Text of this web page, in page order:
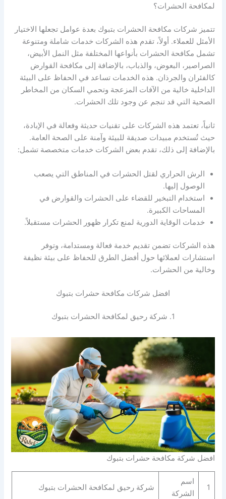
لمكافحة الحشرات؟
تتميز شركات مكافحة الحشرات بتبوك بعدة عوامل تجعلها الاختيار
الأمثل للعملاء. أولاً، تقدم هذه الشركات خدمات شاملة ومتنوعة
تشمل مكافحة الحشرات بأنواعها المختلفة مثل النمل الأبيض،
الصراصير، البعوض، والذباب، بالإضافة إلى مكافحة القوارض
كالفئران والجرذان. هذه الخدمات تساعد في الحفاظ على البيئة
الداخلية خالية من الآفات المزعجة وتحمي السكان من المخاطر
الصحية التي قد تنجم عن وجود تلك الحشرات.
ثانياً، تعتمد هذه الشركات على تقنيات حديثة وفعالة في الإبادة،
حيث تُستخدم مبيدات صديقة للبيئة وآمنة على الصحة العامة.
بالإضافة إلى ذلك، تقدم بعض الشركات خدمات متخصصة تشمل:
الرش الحراري لقتل الحشرات في المناطق التي يصعب
الوصول إليها.
استخدام التبخير للقضاء على الحشرات والقوارض في
المساحات الكبيرة.
خدمات الوقاية الدورية لمنع تكرار ظهور الحشرات مستقبلاً.
هذه الشركات تضمن تقديم خدمة فعالة ومستدامة، وتوفر
استشارات لعملائها حول أفضل الطرق للحفاظ على بيئة نظيفة
وخالية من الحشرات.
افضل شركات مكافحة حشرات بتبوك
1. شركة رحيق لمكافحة الحشرات بتبوك
افضل شركة مكافحة حشرات بتبوك
1
اسم
الشركة
شركة رحيق لمكافحة الحشرات بتبوك